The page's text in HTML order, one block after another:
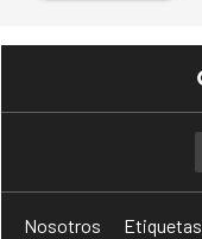
Nosotros Etiquetas